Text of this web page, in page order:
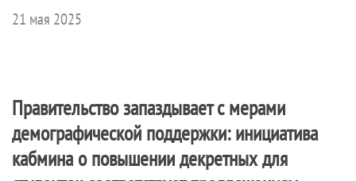
21 мая 2025
Правительство запаздывает с мерами
демографической поддержки: инициатива
кабмина о повышении декретных для